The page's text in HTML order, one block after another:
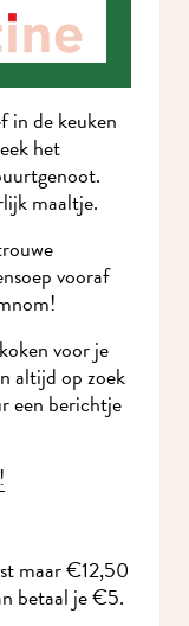
in de keuken
het
maaltje.
vooraf
voor je
altijd op zoek
een berichtje
maar €12,50
betaal je €5.